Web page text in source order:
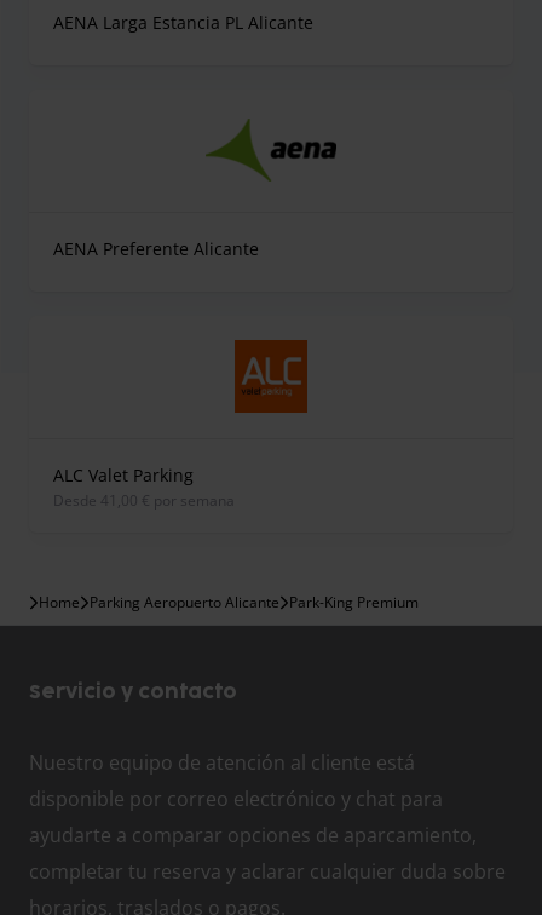
AENA Larga Estancia PL Alicante
AENA Preferente Alicante
ALC Valet Parking
desde 41,00 € por semana
Home Parking Aeropuerto Alicante Park-King Premium
Servicio y contacto
Nuestro equipo de atención al cliente está
disponible por correo electrónico y chat para
ayudarte a comparar opciones de aparcamiento,
completar tu reserva y aclarar cualquier duda sobre
horarios, traslados o pagos.